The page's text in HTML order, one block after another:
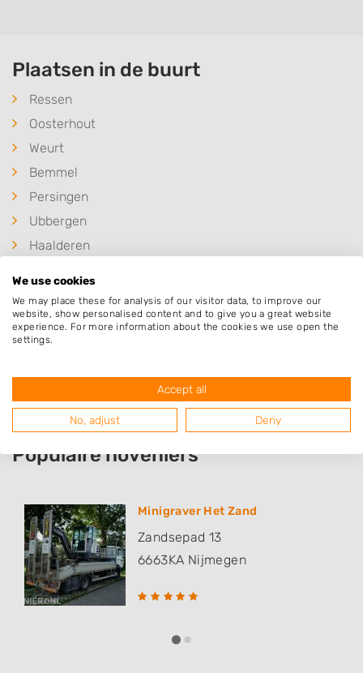
Plaatsen in de buurt
Ressen
Oosterhout
Weurt
Bemmel
Persingen
Ubbergen
Haalderen
Beek-Ubbergen
Heilig Landstichting
Nijmegen
Populaire hoveniers
Minigraver Het Zand
Zandsepad 13
6663KA Nijmegen
We use cookies
We may place these for analysis of our visitor data, to improve our
website, show personalised content and to give you a great website
experience. For more information about the cookies we use open the
settings.
Accept all
No, adjust Deny